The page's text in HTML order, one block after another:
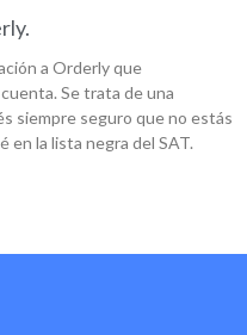
a Orderly que
Se trata de una
siempre seguro que no estás
en la lista negra del SAT.